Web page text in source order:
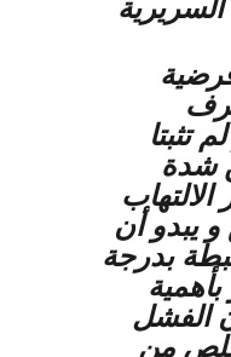
تثبتا
شدة
يبدو أن
بدرجة
الفشل
من